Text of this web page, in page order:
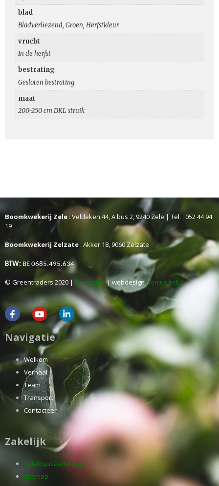
blad
Bladverliezend, Groen, Herfstkleur
vrucht
In de herfst
bestrating
Gesloten bestrating
maat
200-250 cm DKL struik
Boomkwekerij Zele: Veldeken 44, A bus 2, 9240 Zele | Tel. : 052 44 94
19
Boomkwekerij Zelzate : Akker 18, 9060 Zelzate
BTW: BE 0685.495.634
© Greentraders 2020 | Disclaimer| webdesignNonius bvba
Navigatie
Welkom
Verhaal
Team
Transport
Contacteer
Zakelijk
Catalogusaanvraag
Sitemap